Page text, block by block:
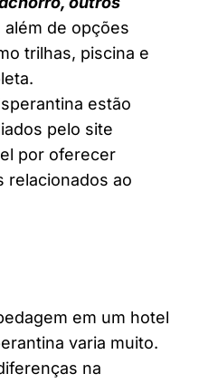
além de opções
trilhas, piscina e
estão
pelo site
por oferecer
relacionados ao
em um hotel
varia muito.
na